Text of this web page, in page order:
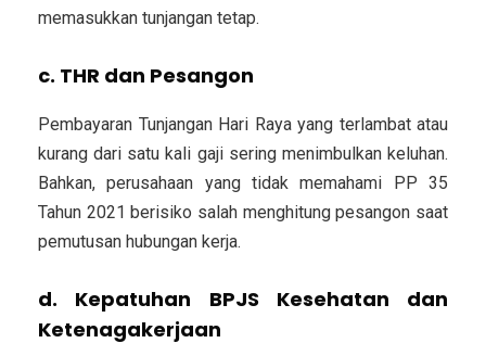
memasukkan tunjangan tetap.
c. THR dan Pesangon
Pembayaran Tunjangan Hari Raya yang terlambat atau
kurang dari satu kali gaji sering menimbulkan keluhan.
Bahkan, perusahaan yang tidak memahami PP 35
Tahun 2021 berisiko salah menghitung pesangon saat
pemutusan hubungan kerja.
d. Kepatuhan BPJS Kesehatan dan
Ketenagakerjaan